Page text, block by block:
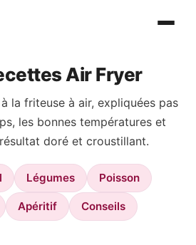
Air Fryer
la friteuse à air, expliquées pas
les bonnes températures et
doré et croustillant.
Légumes Poisson
Apéritif Conseils